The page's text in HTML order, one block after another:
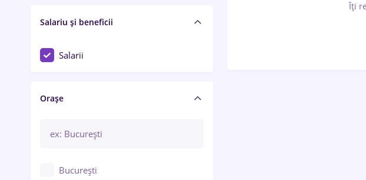
Salariu și beneficii
Salarii
Orașe
București
Îți